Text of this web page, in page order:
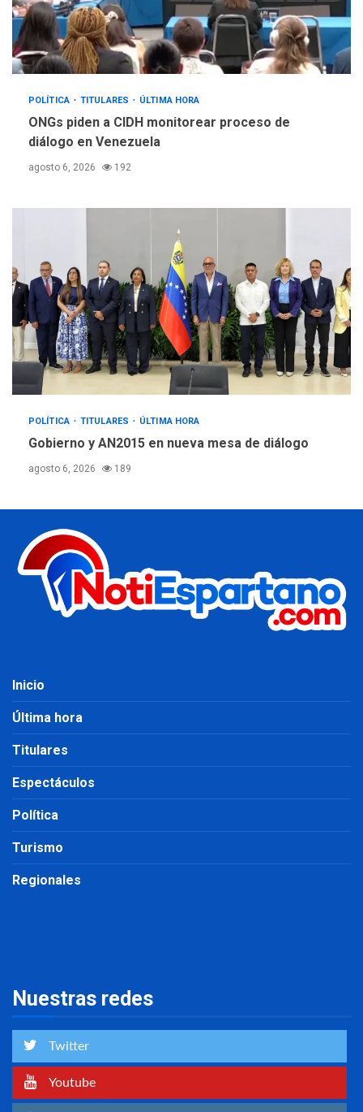
POLÍTICA TITULARES ÚLTIMA HORA
ONGs piden a CIDH monitorear proceso de
diálogo en Venezuela
agosto 6, 2026 192
POLÍTICA TITULARES ÚLTIMA HORA
Gobierno y AN2015 en nueva mesa de diálogo
agosto 6, 2026 189
Inicio
Última hora
Titulares
Espectáculos
Política
Turismo
Regionales
Nuestras redes
Twitter
Youtube